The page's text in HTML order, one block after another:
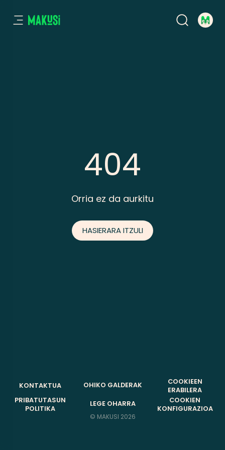
404
Orria ez da aurkitu
HASIERARA ITZULI
KONTAKTUA OHIKO GALDERAK
COOKIEEN
ERABILERA
PRIBATUTASUN
POLITIKA
LEGE OHARRA
COOKIEN
KONFIGURAZIOA
© MAKUSI 2026